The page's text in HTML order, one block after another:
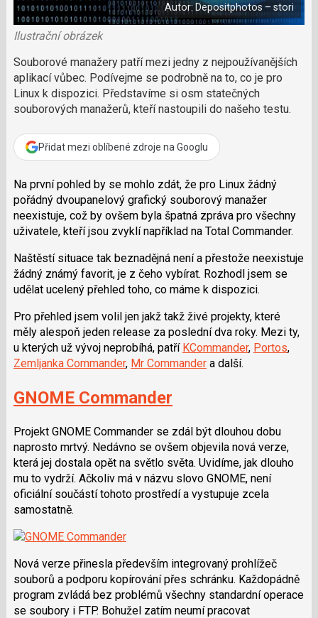
e
k
d
p
o
e
d
a
k
i
o
k
Autor: Depositphotos – stori
Ilustrační obrázek
Souborové manažery patří mezi jedny z nejpoužívanějších
aplikací vůbec. Podívejme se podrobně na to, co je pro
Linux k dispozici. Představíme si osm statečných
souborových manažerů, kteří nastoupili do našeho testu.
Přidat mezi oblíbené zdroje na Googlu
Na první pohled by se mohlo zdát, že pro Linux žádný
pořádný dvoupanelový grafický souborový manažer
neexistuje, což by ovšem byla špatná zpráva pro všechny
uživatele, kteří jsou zvyklí například na Total Commander.
Naštěstí situace tak beznadějná není a přestože neexistuje
žádný známý favorit, je z čeho vybírat. Rozhodl jsem se
udělat ucelený přehled toho, co máme k dispozici.
Pro přehled jsem volil jen jakž takž živé projekty, které
měly alespoň jeden release za poslední dva roky. Mezi ty,
u kterých už vývoj neprobíhá, patří KCommander, Portos,
Zemljanka Commander, Mr Commandera další.
GNOME Commander
Projekt GNOME Commander se zdál být dlouhou dobu
naprosto mrtvý. Nedávno se ovšem objevila nová verze,
která jej dostala opět na světlo světa. Uvidíme, jak dlouho
mu to vydrží. Ačkoliv má v názvu slovo GNOME, není
oficiální součástí tohoto prostředí a vystupuje zcela
samostatně.
Nová verze přinesla především integrovaný prohlížeč
souborů a podporu kopírování přes schránku. Každopádně
program zvládá bez problémů všechny standardní operace
se soubory i FTP. Bohužel zatím neumí pracovat